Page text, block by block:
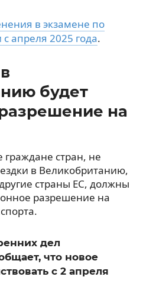
в экзамене по
апреля 2025 года.
будет
на
граждане стран, не
в Великобританию,
страны ЕС, должны
разрешение на
дел
что новое
с 2 апреля